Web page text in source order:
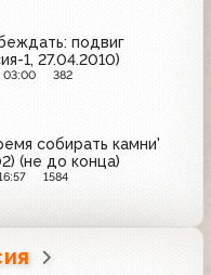
подвиг
1, 27.04.2010)
03:00 382
собирать камни'
(не до конца)
1584